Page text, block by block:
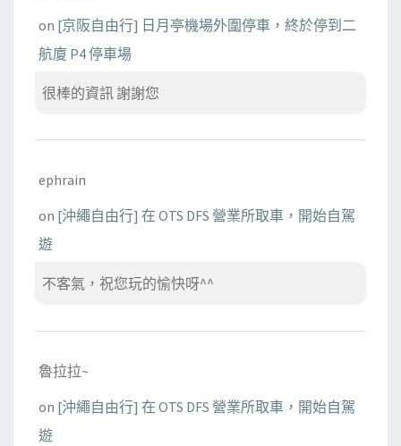
on [京阪自由行] 日月亭機場外圍停車，終於停到二
航廈 P4 停車場
很棒的資訊 謝謝您
ephrain
on [沖繩自由行] 在 OTS DFS 營業所取車，開始自駕
遊
不客氣，祝您玩的愉快呀^^
魯拉拉~
on [沖繩自由行] 在 OTS DFS 營業所取車，開始自駕
遊